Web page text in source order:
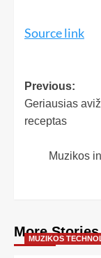
Source link
Previous:
Geriausias
receptas
Muzikos
More Stories
MUZIKOS